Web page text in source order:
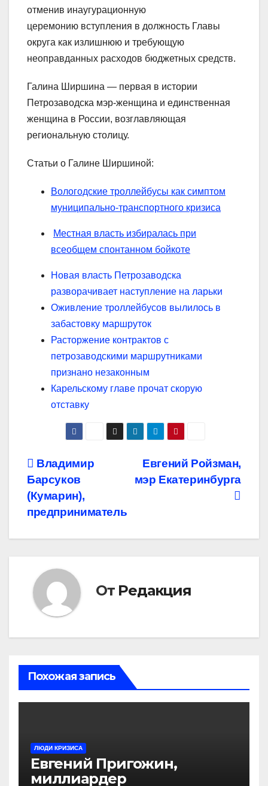
отменив инаугурационную
церемонию вступления в должность Главы
округа как излишнюю и требующую
неоправданных расходов бюджетных средств.
Галина Ширшина — первая в истории
Петрозаводска мэр-женщина и единственная
женщина в России, возглавляющая
региональную столицу.
Статьи о Галине Ширшиной:
Вологодские троллейбусы как симптом
муниципально-транспортного кризиса
Местная власть избиралась при
всеобщем спонтанном бойкоте
Новая власть Петрозаводска
разворачивает наступление на ларьки
Оживление троллейбусов вылилось в
забастовку маршруток
Расторжение контрактов с
петрозаводскими маршрутниками
признано незаконным
Карельскому главе прочат скорую
отставку
Навигация
по
записям
Евгений Ройзман,
мэр Екатеринбурга
Владимир
Барсуков
(Кумарин),
предприниматель
От Редакция
Похожая запись
ЛЮДИ КРИЗИСА
Евгений Пригожин,
миллиардер